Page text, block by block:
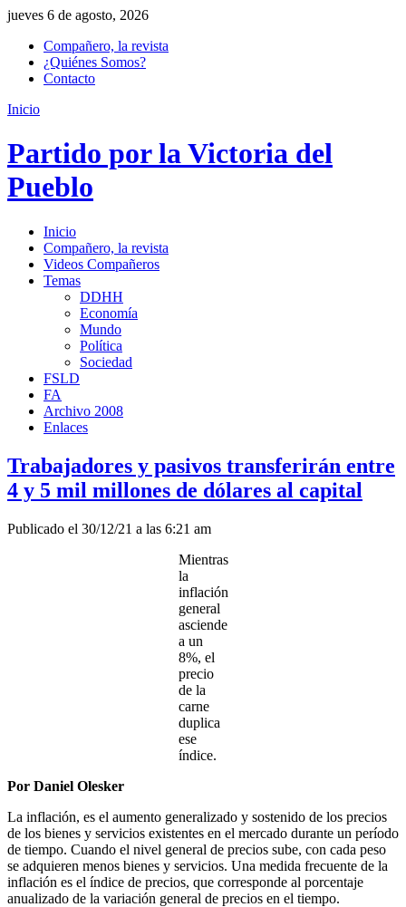
jueves 6 de agosto, 2026
Compañero, la revista
¿Quiénes Somos?
Contacto
Inicio
Partido por la Victoria del
Pueblo
Inicio
Compañero, la revista
Videos Compañeros
Temas
DDHH
Economía
Mundo
Política
Sociedad
FSLD
FA
Archivo 2008
Enlaces
Trabajadores y pasivos transferirán entre
4 y 5 mil millones de dólares al capital
Publicado el 30/12/21 a las 6:21 am
Mientras
la
inflación
general
asciende
a un
8%, el
precio
de la
carne
duplica
ese
índice.
Por Daniel Olesker
La inflación, es el aumento generalizado y sostenido de los precios
de los bienes y servicios existentes en el mercado durante un período
de tiempo. Cuando el nivel general de precios sube, con cada peso
se adquieren menos bienes y servicios. Una medida frecuente de la
inflación es el índice de precios, que corresponde al porcentaje
anualizado de la variación general de precios en el tiempo.